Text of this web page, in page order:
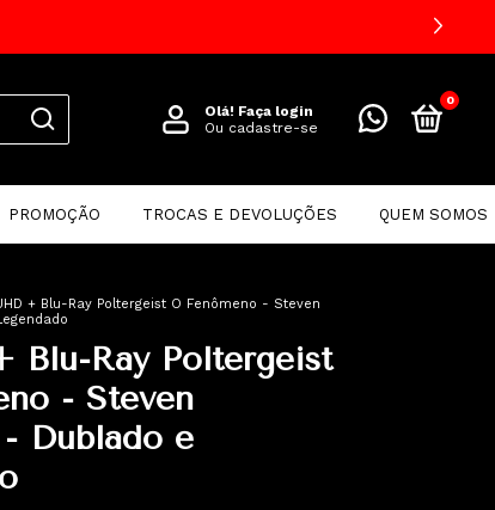
Olá! Faça login
Ou cadastre-se
0
PROMOÇÃO TROCAS E DEVOLUÇÕES QUEM SOMOS
+ Blu-Ray Poltergeist O Fenômeno - Steven
Blu-Ray Poltergeist
- Steven
Dublado e